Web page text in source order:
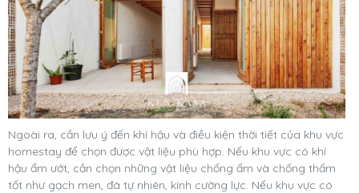
Ngoài ra, cần lưu ý đến khí hậu và điều kiện thời tiết của khu vực
homestay để chọn được vật liệu phù hợp. Nếu khu vực có khí
hậu ẩm ướt, cần chọn những vật liệu chống ẩm và chống thấm
tốt như gạch men, đá tự nhiên, kính cường lực. Nếu khu vực có